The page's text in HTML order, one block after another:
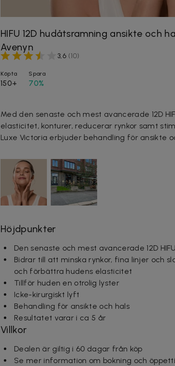
HIFU 12D hudåtsramning ansikte och
Avenyn
3,6 (10)
Köpta
150+
Spara
70%
Med den senaste och mest avancerade 12D
elasticitet, konturer, reducerar rynkor samt
Luxe Victoria erbjuder behandling för ansikte
Höjdpunkter
Den senaste och mest avancerade 12D
Bidrar till att minska rynkor, fina linjer och
och förbättra hudens elasticitet
Tillför huden en otrolig lyster
Icke-kirurgiskt lyft
Behandling för ansikte och hals
Resultatet varar i ca 5 år
Villkor
Dealen är giltig i 60 dagar från köp
Se mer information om bokning och